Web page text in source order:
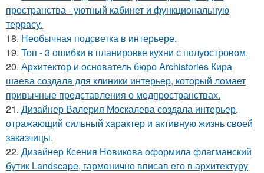
пространства - уютный кабинет и функциональную
террасу.
18. Необычная подсветка в интерьере.
19. Топ - 3 ошибки в планировке кухни с полуостровом.
20. Архитектор и основатель бюро Archistories Кира
шаева создала для клиники интерьер, который ломает
привычные представления о медпространствах.
21. Дизайнер Валерия Москалева создала интерьер,
отражающий сильный характер и активную жизнь своей
заказчицы.
22. Дизайнер Ксения Новикова оформила флагманский
бутик Landscape, гармонично вписав его в архитектуру